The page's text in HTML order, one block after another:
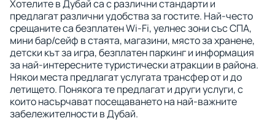
Хотелите в Дубай са с различни стандарти и
предлагат различни удобства за гостите. Най-често
срещаните са безплатен Wi-Fi, уелнес зони със СПА,
мини бар/сейф в стаята, магазини, място за хранене,
детски кът за игра, безплатен паркинг и информация
за най-интересните туристически атракции в района.
Някои места предлагат услугата трансфер от и до
летището. Понякога те предлагат и други услуги, с
които насърчават посещаването на най-важните
забележителности в Дубай.